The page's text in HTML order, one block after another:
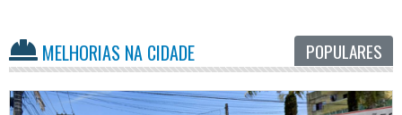
MELHORIAS NA CIDADE POPULARES